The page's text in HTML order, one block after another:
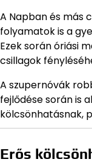
A Napban és más
folyamatok is a
Ezek során óriási
csillagok
A szupernóvák
fejlődése során is
kölcsönhatásnak,
Erős